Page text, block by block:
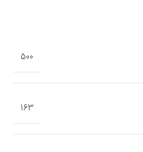
500
163